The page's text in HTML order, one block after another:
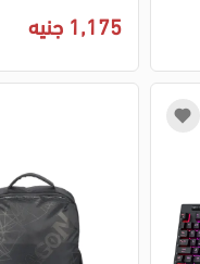
K506-1
1,175 جنيه